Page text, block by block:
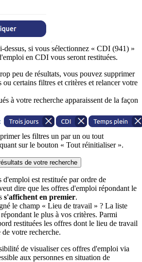
dessus, si vous sélectionnez « CDI (941) »
en CDI vous seront restituées.
peu de résultats, vous pouvez supprimer
ou certains filtres et critères et relancer votre
à votre recherche apparaissent de la façon
les filtres un par un ou tout
sur le bouton « Tout réinitialiser ».
de votre recherche
d'emploi est restituée par ordre de
dire que les offres d'emploi répondant le
s'affichent en premier.
le champ « Lieu de travail » ? La liste
le plus à vos critères. Parmi
restituées les offres dont le lieu de travail
votre recherche.
de visualiser ces offres d'emploi via
aux personnes en situation de